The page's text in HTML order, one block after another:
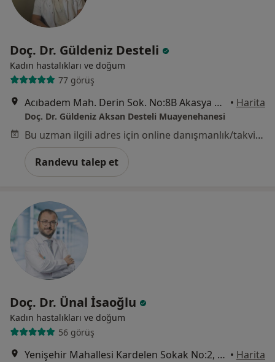
Doç. Dr. Güldeniz Desteli
Kadın hastalıkları ve doğum
77 görüş
Acıbadem Mah. Derin Sok. No:8B Akasya Kent Etabı B1 Yatay Blok K:6 İç Kapı 76, İstanbul • Harita
Doç. Dr. Güldeniz Aksan Desteli Muayenehanesi
Bu uzman ilgili adres için online danışmanlık/takvim sunmuyor.
Randevu talep et
Doç. Dr. Ünal İsaoğlu
Kadın hastalıkları ve doğum
56 görüş
Yenişehir Mahallesi Kardelen Sokak No:2, Pendik • Harita